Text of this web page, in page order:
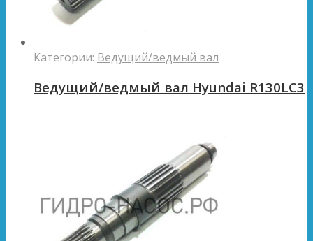
Категории: Ведущий/ведмый вал
Ведущий/ведмый вал Hyundai R130LC3